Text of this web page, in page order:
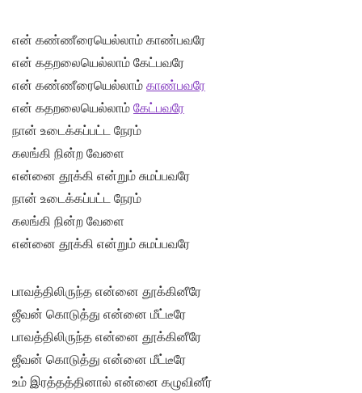
என் கண்ணீரையெல்லாம் காண்பவரே
என் கதறலையெல்லாம் கேட்பவரே
என் கண்ணீரையெல்லாம் காண்பவரே
என் கதறலையெல்லாம் கேட்பவரே
நான் உடைக்கப்பட்ட நேரம்
கலங்கி நின்ற வேளை
என்னை தூக்கி என்றும் சுமப்பவரே
நான் உடைக்கப்பட்ட நேரம்
கலங்கி நின்ற வேளை
என்னை தூக்கி என்றும் சுமப்பவரே
பாவத்திலிருந்த என்னை தூக்கினீரே
ஜீவன் கொடுத்து என்னை மீட்டீரே
பாவத்திலிருந்த என்னை தூக்கினீரே
ஜீவன் கொடுத்து என்னை மீட்டீரே
உம் இரத்தத்தினால் என்னை கழுவினீர்